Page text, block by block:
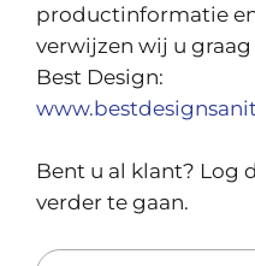
productinformatie
verwijzen wij u
Best Design:
Bent u al klant? Log
verder te gaan.